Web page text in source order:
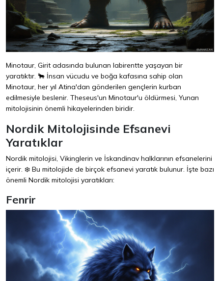
Minotaur, Girit adasında bulunan labirentte yaşayan bir
yaratıktır. 🐂 İnsan vücudu ve boğa kafasına sahip olan
Minotaur, her yıl Atina'dan gönderilen gençlerin kurban
edilmesiyle beslenir. Theseus'un Minotaur'u öldürmesi, Yunan
mitolojisinin önemli hikayelerinden biridir.
Nordik Mitolojisinde Efsanevi
Yaratıklar
Nordik mitolojisi, Vikinglerin ve İskandinav halklarının efsanelerini
içerir. ❄️ Bu mitolojide de birçok efsanevi yaratık bulunur. İşte bazı
önemli Nordik mitolojisi yaratıkları:
Fenrir